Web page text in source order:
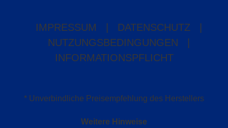
IMPRESSUM DATENSCHUTZ
NUTZUNGSBEDINGUNGEN
INFORMATIONSPFLICHT
* Unverbindliche Preisempfehlung des Herstellers
Weitere Hinweise